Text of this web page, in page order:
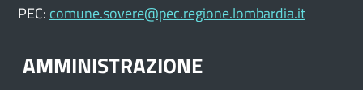
PEC: comune.sovere@pec.regione.lombardia.it
AMMINISTRAZIONE